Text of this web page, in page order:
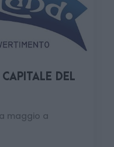
DEL
maggio a